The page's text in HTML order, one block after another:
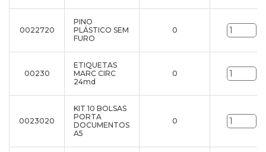
0022720
PINO
PLÁSTICO SEM
FURO
0
00230
ETIQUETAS
MARC CIRC
24md
0
0023020
KIT 10 BOLSAS
PORTA
DOCUMENTOS
A5
0